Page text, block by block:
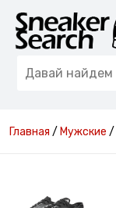
Главная / Мужские /